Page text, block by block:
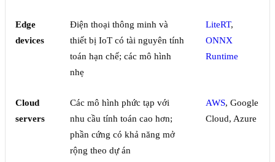
Edge
devices
Điện thoại thông minh và
thiết bị IoT có tài nguyên tính
toán hạn chế; các mô hình
nhẹ
LiteRT,
ONNX
Runtime
Cloud
servers
Các mô hình phức tạp với
nhu cầu tính toán cao hơn;
phần cứng có khả năng mở
rộng theo dự án
AWS, Google
Cloud, Azure